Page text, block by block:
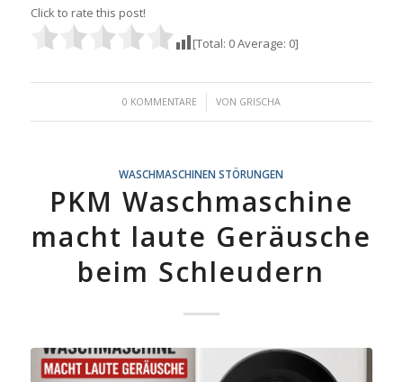
Click to rate this post!
[Total: 0Average: 0]
0 KOMMENTARE
/ VON GRISCHA
WASCHMASCHINEN STÖRUNGEN
PKM Waschmaschine
macht laute Geräusche
beim Schleudern